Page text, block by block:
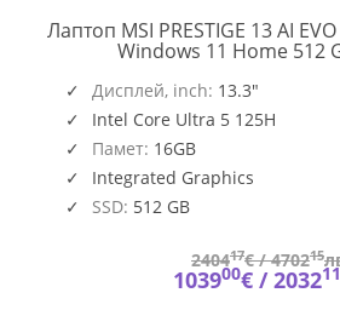
Лаптоп MSI PRESTIGE 13 AI
Windows 11 Home 512
Дисплей, inch: 13.3"
Intel Core Ultra 5 125H
Памет: 16GB
Integrated Graphics
SSD: 512 GB
240417€ /470215
103900€ /203211